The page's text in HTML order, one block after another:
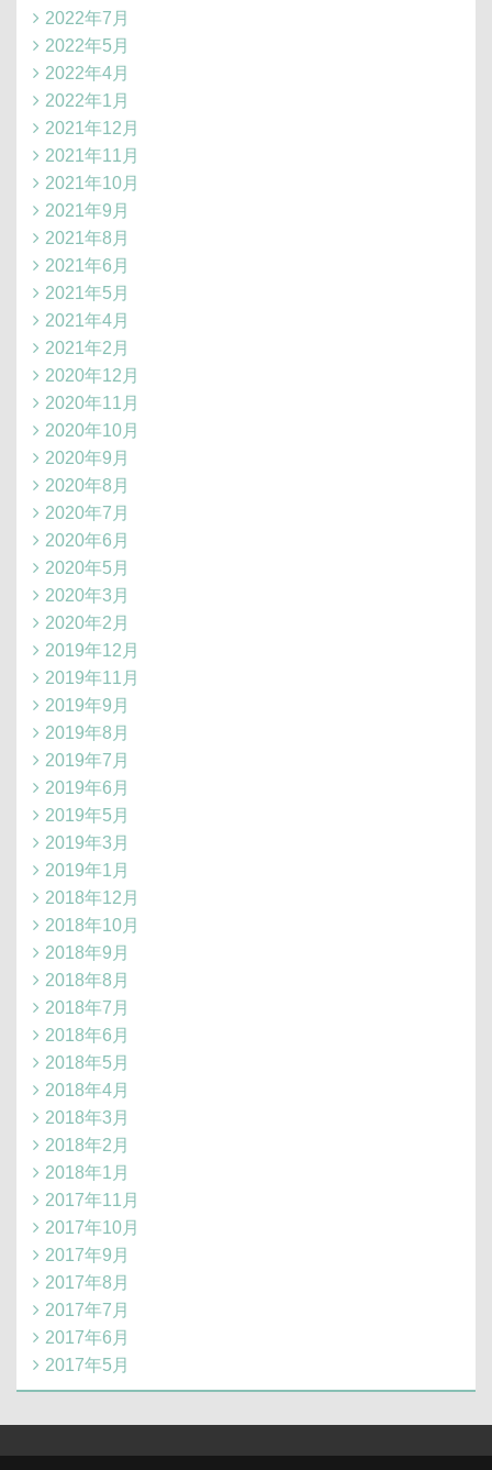
2022年7月
2022年5月
2022年4月
2022年1月
2021年12月
2021年11月
2021年10月
2021年9月
2021年8月
2021年6月
2021年5月
2021年4月
2021年2月
2020年12月
2020年11月
2020年10月
2020年9月
2020年8月
2020年7月
2020年6月
2020年5月
2020年3月
2020年2月
2019年12月
2019年11月
2019年9月
2019年8月
2019年7月
2019年6月
2019年5月
2019年3月
2019年1月
2018年12月
2018年10月
2018年9月
2018年8月
2018年7月
2018年6月
2018年5月
2018年4月
2018年3月
2018年2月
2018年1月
2017年11月
2017年10月
2017年9月
2017年8月
2017年7月
2017年6月
2017年5月